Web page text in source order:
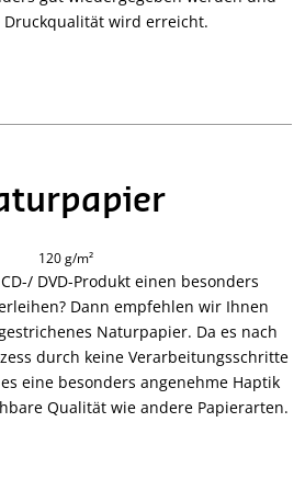
Druckqualität wird erreicht.
120 g/m²
DVD-Produkt einen besonders
Dann empfehlen wir Ihnen
Naturpapier. Da es nach
durch keine Verarbeitungsschritte
eine besonders angenehme Haptik
Qualität wie andere Papierarten.